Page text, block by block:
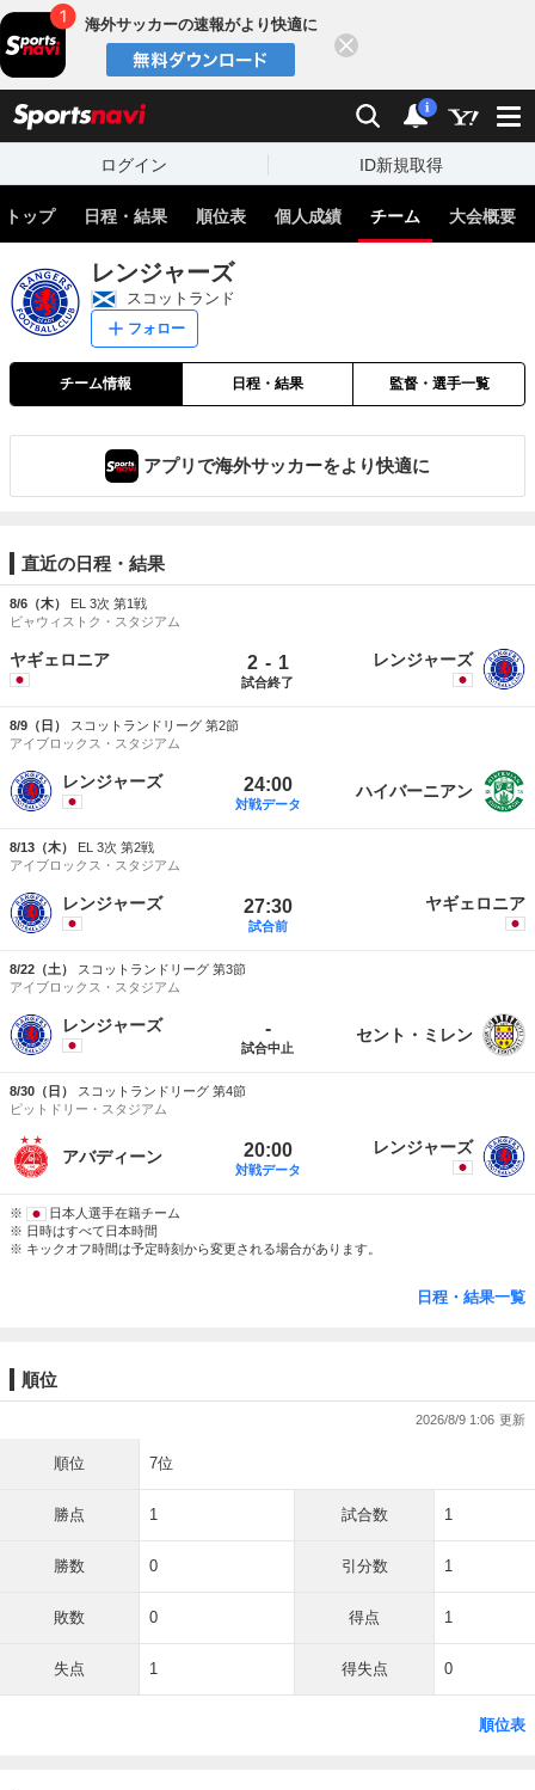
海外サッカーの速報がより快適に
検索 通知
i
ログイン ID新規取得
トップ 日程・結果 順位表 個人成績 チーム 大会概要
レンジャーズ
スコットランド
フォロー
チーム情報 日程・結果 監督・選手一覧
アプリで海外サッカーをより快適に
直近の日程・結果
8/6（木）
EL 3次 第1戦
ビャウィストク・スタジアム
ヤギェロニア 2 - 1
試合終了
レンジャーズ
8/9（日）
スコットランドリーグ 第2節
アイブロックス・スタジアム
レンジャーズ 24:00
対戦データ
ハイバーニアン
8/13（木）
EL 3次 第2戦
アイブロックス・スタジアム
レンジャーズ 27:30
試合前
ヤギェロニア
8/22（土）
スコットランドリーグ 第3節
アイブロックス・スタジアム
レンジャーズ -
試合中止
セント・ミレン
8/30（日）
スコットランドリーグ 第4節
ピットドリー・スタジアム
アバディーン 20:00
対戦データ
レンジャーズ
※
日本人選手在籍チーム
※ 日時はすべて日本時間
※ キックオフ時間は予定時刻から変更される場合があります。
日程・結果一覧
順位
2026/8/9 1:06
順位 7位
勝点 1 試合数 1
勝数 0 引分数 1
敗数 0 得点 1
失点 1 得失点 0
順位表